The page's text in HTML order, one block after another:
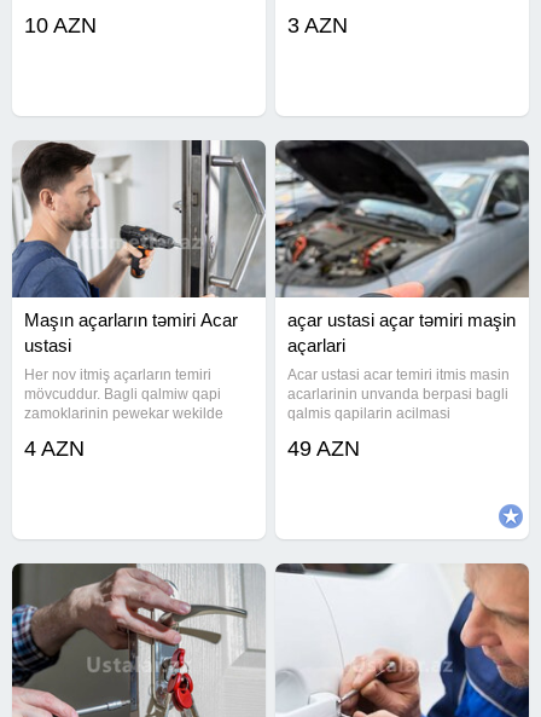
ve yenilenmesi yerinde operativ
10 AZN
təmiriAcar ustası Maşın açarların
3 AZN
Maşın açarların təmiri Acar
ustasi
Her nov itmiş açarların temiri
mövcuddur. Bagli qalmiw qapi
zamoklarinin pewekar wekilde
keciririk.Maksimum səliqəli ve
4 AZN
açar ustasi açar təmiri maşin
açarlari
Acar ustasi acar temiri itmis masin
acarlarinin unvanda berpasi bagli
qalmis qapilarin acilmasi
acar ustasi(qiymet werti olaraq
49 AZN